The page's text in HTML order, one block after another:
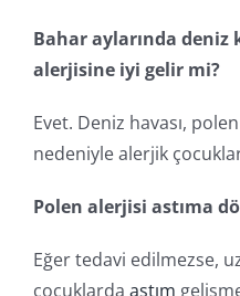
Bahar aylarında deniz
alerjisine iyi gelir mi?
Evet. Deniz havası,
nedeniyle alerjik
Polen alerjisi astıma
Eğer tedavi edilmezse,
çocuklarda astım